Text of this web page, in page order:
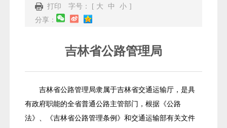
打印 字号： [ 大 中 小 ]
分享：
吉林省公路管理局
吉林省公路管理局隶属于吉林省交通运输厅，是具
有政府职能的全省普通公路主管部门，根据《公路
法》、《吉林省公路管理条例》和交通运输部有关文件